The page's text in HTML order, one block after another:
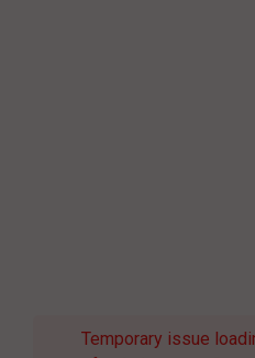
Temporary issue